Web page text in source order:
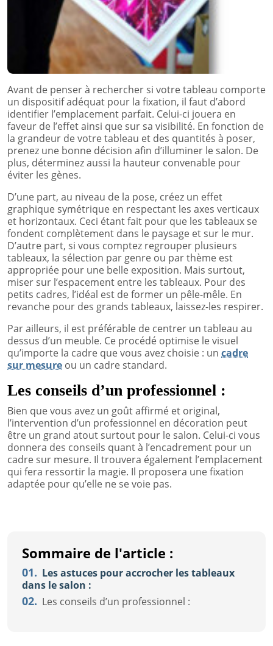
Avant de penser à rechercher si votre tableau comporte
un dispositif adéquat pour la fixation, il faut d’abord
identifier l’emplacement parfait. Celui-ci jouera en
faveur de l’effet ainsi que sur sa visibilité. En fonction de
la grandeur de votre tableau et des quantités à poser,
prenez une bonne décision afin d’illuminer le salon. De
plus, déterminez aussi la hauteur convenable pour
éviter les gènes.
D’une part, au niveau de la pose, créez un effet
graphique symétrique en respectant les axes verticaux
et horizontaux. Ceci étant fait pour que les tableaux se
fondent complètement dans le paysage et sur le mur.
D’autre part, si vous comptez regrouper plusieurs
tableaux, la sélection par genre ou par thème est
appropriée pour une belle exposition. Mais surtout,
miser sur l’espacement entre les tableaux. Pour des
petits cadres, l’idéal est de former un pêle-mêle. En
revanche pour des grands tableaux, laissez-les respirer.
Par ailleurs, il est préférable de centrer un tableau au
dessus d’un meuble. Ce procédé optimise le visuel
qu’importe la cadre que vous avez choisie : un cadre
sur mesure ou un cadre standard.
Les conseils d’un professionnel :
Bien que vous avez un goût affirmé et original,
l’intervention d’un professionnel en décoration peut
être un grand atout surtout pour le salon. Celui-ci vous
donnera des conseils quant à l’encadrement pour un
cadre sur mesure. Il trouvera également l’emplacement
qui fera ressortir la magie. Il proposera une fixation
adaptée pour qu’elle ne se voie pas.
Sommaire de l'article :
01. Les astuces pour accrocher les tableaux
dans le salon :
02. Les conseils d’un professionnel :